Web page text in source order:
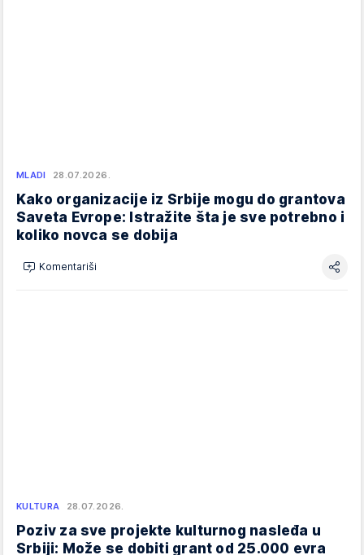
MLADI 28.07.2026.
Kako organizacije iz Srbije mogu do grantova
Saveta Evrope: Istražite šta je sve potrebno i
koliko novca se dobija
Komentariši
KULTURA 28.07.2026.
Poziv za sve projekte kulturnog nasleđa u
Srbiji: Može se dobiti grant od 25.000 evra